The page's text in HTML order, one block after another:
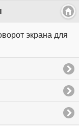
экрана для